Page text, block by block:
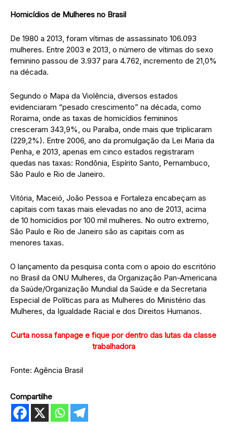
Homicídios de Mulheres no Brasil
De 1980 a 2013, foram vítimas de assassinato 106.093
mulheres. Entre 2003 e 2013, o número de vítimas do sexo
feminino passou de 3.937 para 4.762, incremento de 21,0%
na década.
Segundo o Mapa da Violência, diversos estados
evidenciaram “pesado crescimento” na década, como
Roraima, onde as taxas de homicídios femininos
cresceram 343,9%, ou Paraíba, onde mais que triplicaram
(229,2%). Entre 2006, ano da promulgação da Lei Maria da
Penha, e 2013, apenas em cinco estados registraram
quedas nas taxas: Rondônia, Espírito Santo, Pernambuco,
São Paulo e Rio de Janeiro.
Vitória, Maceió, João Pessoa e Fortaleza encabeçam as
capitais com taxas mais elevadas no ano de 2013, acima
de 10 homicídios por 100 mil mulheres. No outro extremo,
São Paulo e Rio de Janeiro são as capitais com as
menores taxas.
O lançamento da pesquisa conta com o apoio do escritório
no Brasil da ONU Mulheres, da Organização Pan-Americana
da Saúde/Organização Mundial da Saúde e da Secretaria
Especial de Políticas para as Mulheres do Ministério das
Mulheres, da Igualdade Racial e dos Direitos Humanos.
Curta nossa fanpage e fique por dentro das lutas da classe
trabalhadora
Fonte: Agência Brasil
Compartilhe